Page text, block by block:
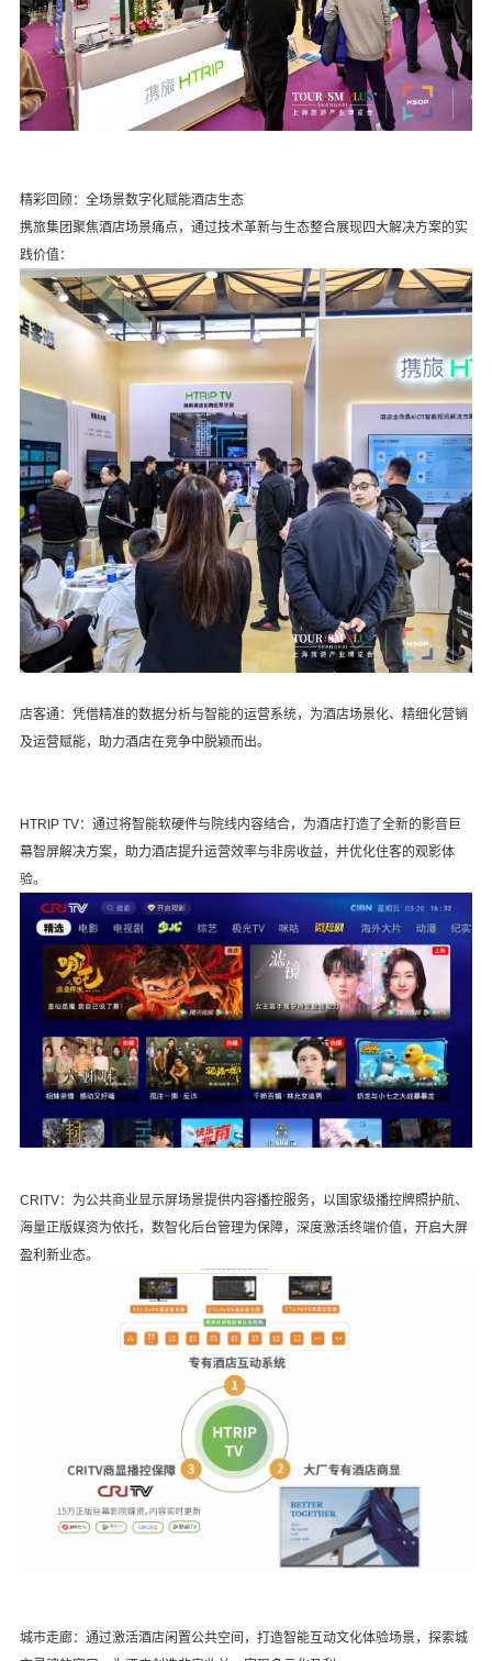
精彩回顾：全场景数字化赋能酒店生态
携旅集团聚焦酒店场景痛点，通过技术革新与生态整合展现四大解决方案的实
践价值：
店客通： 凭借精准的数据分析与智能的运营系统，为酒店场景化、精细化营销
及运营赋能，助力酒店在竞争中脱颖而出。
HTRIP TV： 通过将智能软硬件与院线内容结合，为酒店打造了全新的影音巨
幕智屏解决方案，助力酒店提升运营效率与非房收益，并优化住客的观影体
验。
CRITV： 为公共商业显示屏场景提供内容播控服务，以国家级播控牌照护航、
海量正版媒资为依托，数智化后台管理为保障，深度激活终端价值，开启大屏
盈利新业态。
城市走廊： 通过激活酒店闲置公共空间，打造智能互动文化体验场景，探索城